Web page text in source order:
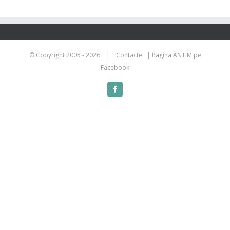
© Copyright 2005 -2026 | Contacte | Pagina ANTIM pe
Facebook